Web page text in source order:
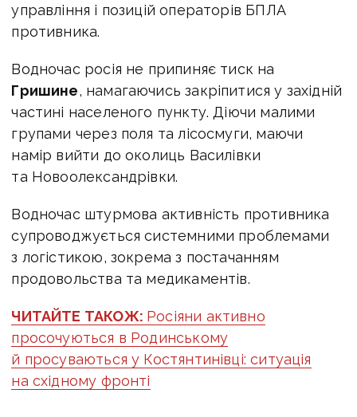
управління і позицій операторів БПЛА
противника.
Водночас росія не припиняє тиск на
Гришине, намагаючись закріпитися у західній
частині населеного пункту. Діючи малими
групами через поля та лісосмуги, маючи
намір вийти до околиць Василівки
та Новоолександрівки.
Водночас штурмова активність противника
супроводжується системними проблемами
з логістикою, зокрема з постачанням
продовольства та медикаментів.
ЧИТАЙТЕ ТАКОЖ: Росіяни активно
просочуються в Родинському
й просуваються у Костянтинівці: ситуація
на східному фронті